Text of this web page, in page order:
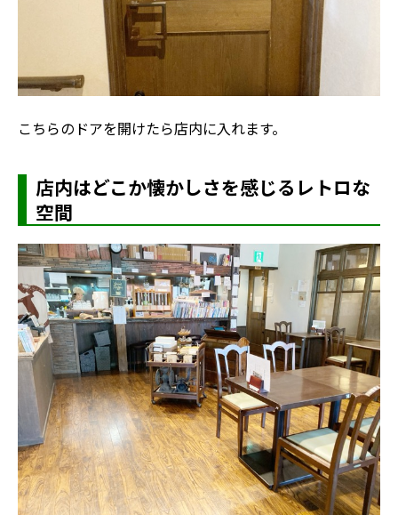
こちらのドアを開けたら店内に入れます。
店内はどこか懐かしさを感じるレトロな
空間